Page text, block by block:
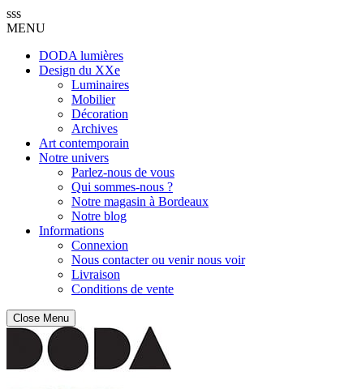
sss
MENU
DODA lumières
Design du XXe
Luminaires
Mobilier
Décoration
Archives
Art contemporain
Notre univers
Parlez-nous de vous
Qui sommes-nous ?
Notre magasin à Bordeaux
Notre blog
Informations
Connexion
Nous contacter ou venir nous voir
Livraison
Conditions de vente
Close Menu